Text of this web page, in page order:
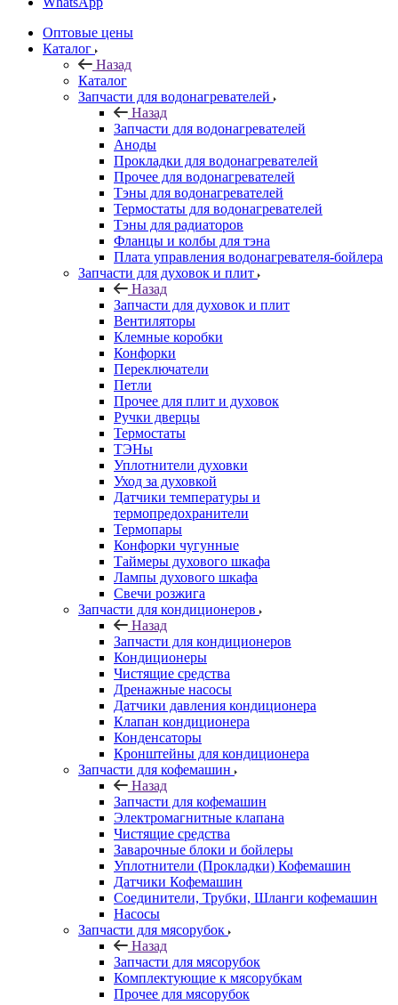
Оптовые цены
Каталог
Назад
Каталог
Запчасти для водонагревателей
Назад
Запчасти для водонагревателей
Аноды
Прокладки для водонагревателей
Прочее для водонагревателей
Тэны для водонагревателей
Термостаты для водонагревателей
Тэны для радиаторов
Фланцы и колбы для тэна
Плата управления водонагревателя-бойлера
Запчасти для духовок и плит
Назад
Запчасти для духовок и плит
Вентиляторы
Клемные коробки
Конфорки
Переключатели
Петли
Прочее для плит и духовок
Ручки дверцы
Термостаты
ТЭНы
Уплотнители духовки
Уход за духовкой
Датчики температуры и
термопредохранители
Термопары
Конфорки чугунные
Таймеры духового шкафа
Лампы духового шкафа
Свечи розжига
Запчасти для кондиционеров
Назад
Запчасти для кондиционеров
Кондиционеры
Чистящие средства
Дренажные насосы
Датчики давления кондиционера
Клапан кондиционера
Конденсаторы
Кронштейны для кондиционера
Запчасти для кофемашин
Назад
Запчасти для кофемашин
Электромагнитные клапана
Чистящие средства
Заварочные блоки и бойлеры
Уплотнители (Прокладки) Кофемашин
Датчики Кофемашин
Соединители, Трубки, Шланги кофемашин
Насосы
Запчасти для мясорубок
Назад
Запчасти для мясорубок
Комплектующие к мясорубкам
Прочее для мясорубок